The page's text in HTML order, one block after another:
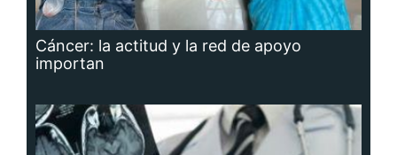
Cáncer: la actitud y la red de apoyo
importan